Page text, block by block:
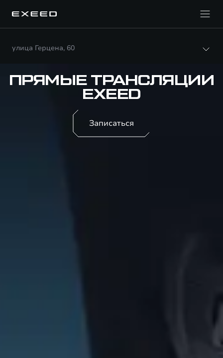
улица Герцена, 60
ПРЯМЫЕ ТРАНСЛЯЦИИ
EXEED
Записаться